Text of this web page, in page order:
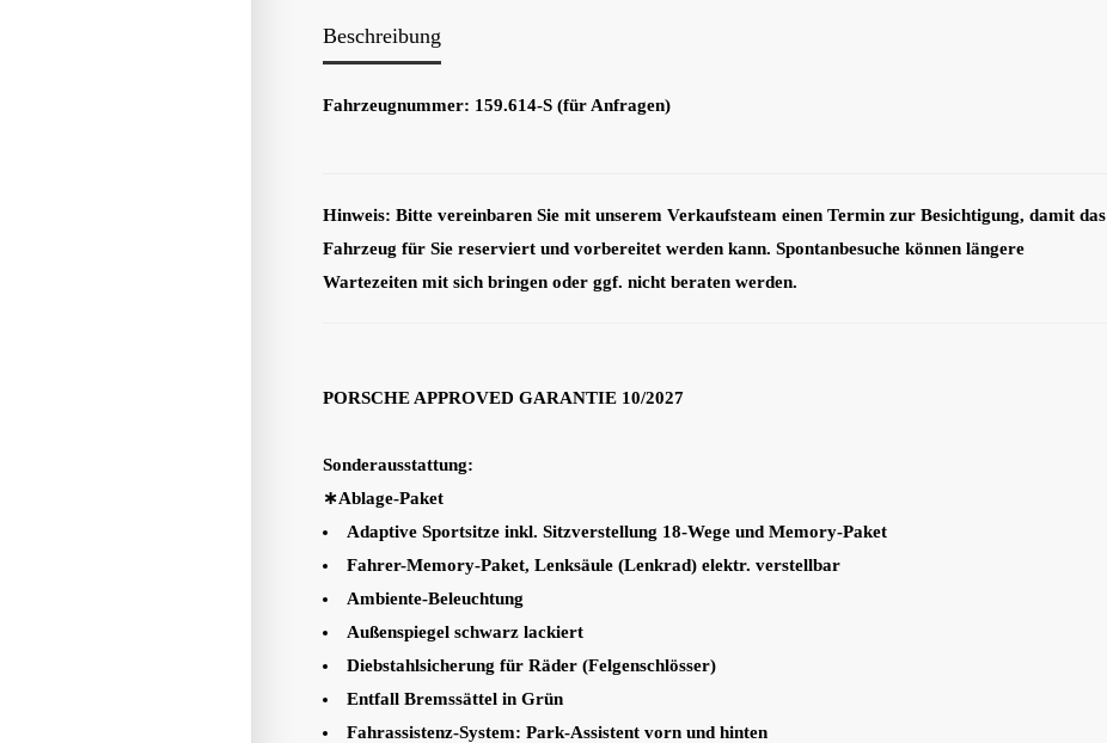
Beschreibung
Fahrzeugnummer: 159.614-S (für Anfragen)
Hinweis: Bitte vereinbaren Sie mit unserem Verkaufsteam einen Termin zur Besichtigung, damit das
Fahrzeug für Sie reserviert und vorbereitet werden kann. Spontanbesuche können längere
Wartezeiten mit sich bringen oder ggf. nicht beraten werden.
PORSCHE APPROVED GARANTIE 10/2027
Sonderausstattung:
∗Ablage-Paket
Adaptive Sportsitze inkl. Sitzverstellung 18-Wege und Memory-Paket
Fahrer-Memory-Paket, Lenksäule (Lenkrad) elektr. verstellbar
Ambiente-Beleuchtung
Außenspiegel schwarz lackiert
Diebstahlsicherung für Räder (Felgenschlösser)
Entfall Bremssättel in Grün
Fahrassistenz-System: Park-Assistent vorn und hinten